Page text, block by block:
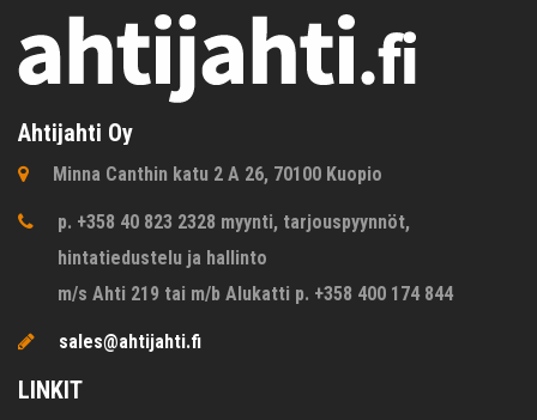
Ahtijahti Oy
Minna Canthin katu 2 A 26, 70100 Kuopio
p. +358 40 823 2328 myynti, tarjouspyynnöt,
hintatiedustelu ja hallinto
m/s Ahti 219 tai m/b Alukatti p. +358 400 174 844
sales@ahtijahti.fi
LINKIT